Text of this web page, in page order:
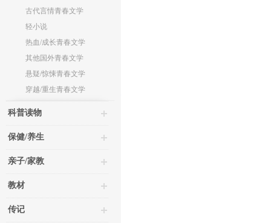
古代言情青春文学
轻小说
热血/成长青春文学
其他国外青春文学
悬疑/惊悚青春文学
穿越/重生青春文学
科普读物
保健/养生
亲子/家教
教材
传记